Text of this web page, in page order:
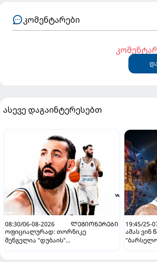
კომენტარები
ასევე დაგაინტერესებთ
08:30/06-08-2026
ᲚᲔᲒᲘᲝᲜᲔᲠᲔᲑᲘ
ოფიციალურად: თორნიკე
შენგელია "დუბაის"
19:45/25-
ამას ვინ